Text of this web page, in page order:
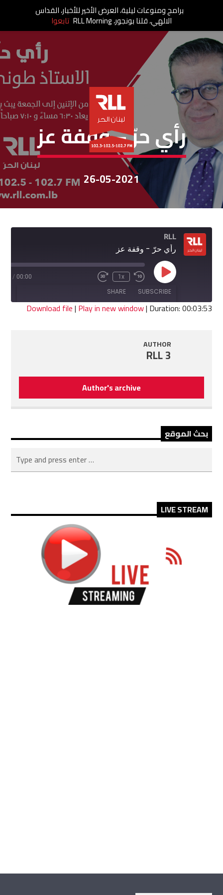
رأي حر
رأي حرّ – وقفة عز
26-05-2021
RLL
رأي حرّ - وقفة عز
Play
Episode
Rewind
10
Seconds
1x
Fast
seconds
00:00
/
SUBSCRIBE
SHARE
Download file| Play in new window| Duration: 00:03:53
AUTHOR
RLL 3
Author's archive
بحث الموقع
LIVE STREAM
برامج ومنوعات ليلية، العرض الأخير للأخبار، القداس
الالهي، قلنا بونجور، RLL Morning تابعوا